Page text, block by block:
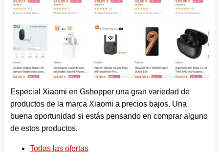
Especial Xiaomi en Gshopper una gran variedad de
productos de la marca Xiaomi a precios bajos. Una
buena oportunidad si estás pensando en comprar alguno
de estos productos.
Todas las ofertas